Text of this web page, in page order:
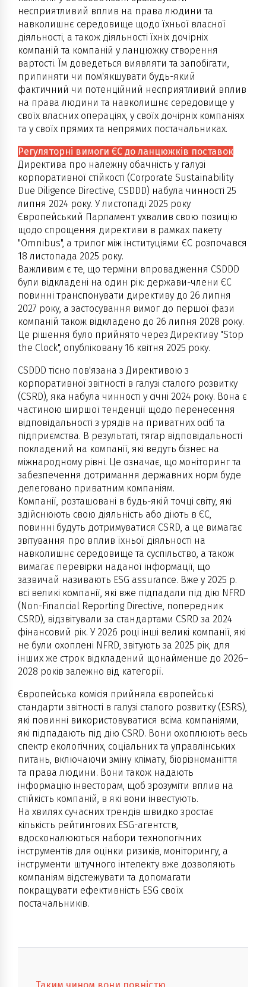
несприятливий вплив на права людини та
навколишнє середовище щодо їхньої власної
діяльності, а також діяльності їхніх дочірніх
компаній та компаній у ланцюжку створення
вартості. Їм доведеться виявляти та запобігати,
припиняти чи пом'якшувати будь-який
фактичний чи потенційний несприятливий вплив
на права людини та навколишнє середовище у
своїх власних операціях, у своїх дочірніх компаніях
та у своїх прямих та непрямих постачальниках.
Регуляторні вимоги ЄС до ланцюжків поставок
Директива про належну обачність у галузі
корпоративної стійкості (Corporate Sustainability
Due Diligence Directive, CSDDD) набула чинності 25
липня 2024 року. У листопаді 2025 року
Європейський Парламент ухвалив свою позицію
щодо спрощення директиви в рамках пакету
"Omnibus", а трилог між інституціями ЄС розпочався
18 листопада 2025 року.
Важливим є те, що терміни впровадження CSDDD
були відкладені на один рік: держави-члени ЄС
повинні транспонувати директиву до 26 липня
2027 року, а застосування вимог до першої фази
компаній також відкладено до 26 липня 2028 року.
Це рішення було прийнято через Директиву "Stop
the Clock", опубліковану 16 квітня 2025 року.
CSDDD тісно пов'язана з Директивою з
корпоративної звітності в галузі сталого розвитку
(CSRD), яка набула чинності у січні 2024 року. Вона є
частиною ширшої тенденції щодо перенесення
відповідальності з урядів на приватних осіб та
підприємства. В результаті, тягар відповідальності
покладений на компанії, які ведуть бізнес на
міжнародному рівні. Це означає, що моніторинг та
забезпечення дотримання державних норм буде
делеговано приватним компаніям.
Компанії, розташовані в будь-якій точці світу, які
здійснюють свою діяльність або діють в ЄС,
повинні будуть дотримуватися CSRD, а це вимагає
звітування про вплив їхньої діяльності на
навколишнє середовище та суспільство, а також
вимагає перевірки наданої інформації, що
зазвичай називають ESG assurance. Вже у 2025 р.
всі великі компанії, які вже підпадали під дію NFRD
(Non-Financial Reporting Directive, попередник
CSRD), відзвітували за стандартами CSRD за 2024
фінансовий рік. У 2026 році інші великі компанії, які
не були охоплені NFRD, звітують за 2025 рік, для
інших же строк відкладений щонайменше до 2026–
2028 років залежно від категорії.
Європейська комісія прийняла європейські
стандарти звітності в галузі сталого розвитку (ESRS),
які повинні використовуватися всіма компаніями,
які підпадають під дію CSRD. Вони охоплюють весь
спектр екологічних, соціальних та управлінських
питань, включаючи зміну клімату, біорізноманіття
та права людини. Вони також надають
інформацію інвесторам, щоб зрозуміти вплив на
стійкість компаній, в які вони інвестують.
На хвилях сучасних трендів швидко зростає
кількість рейтингових ESG-агентств,
вдосконалюються набори технологічних
інструментів для оцінки ризиків, моніторингу, а
інструменти штучного інтелекту вже дозволяють
компаніям відстежувати та допомагати
покращувати ефективність ESG своїх
постачальників.